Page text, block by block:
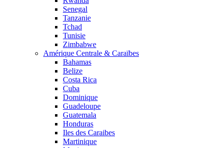
Senegal
Tanzanie
Tchad
Tunisie
Zimbabwe
Amérique Centrale & Caraïbes
Bahamas
Belize
Costa Rica
Cuba
Dominique
Guadeloupe
Guatemala
Honduras
Iles des Caraibes
Martinique